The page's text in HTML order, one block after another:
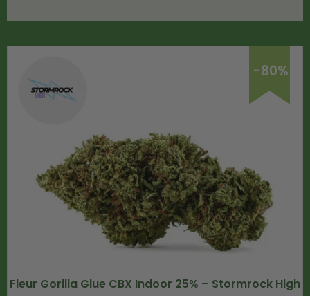
-80%
Fleur Gorilla Glue CBX Indoor 25% – Stormrock High